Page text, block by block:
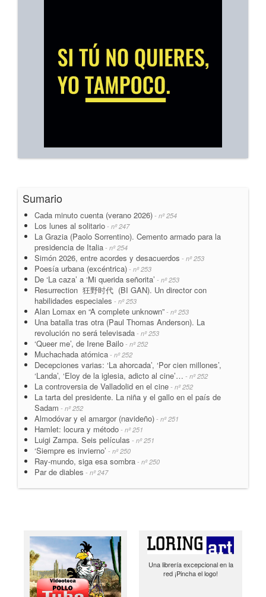
Sumario
Cada minuto cuenta (verano 2026) - nº 254
Los lunes al solitario - nº 247
La Grazia (Paolo Sorrentino). Cemento armado para la
presidencia de Italia - nº 254
Simón 2026, entre acordes y desacuerdos - nº 253
Poesía urbana (excéntrica) - nº 253
De ‘La caza’ a ‘Mi querida señorita’ - nº 253
Resurrection 狂野时代 (BI GAN). Un director con
habilidades especiales - nº 253
Alan Lomax en “A complete unknown” - nº 253
Una batalla tras otra (Paul Thomas Anderson). La
revolución no será televisada - nº 253
‘Queer me’, de Irene Bailo - nº 252
Muchachada atómica - nº 252
Decepciones varias: ‘La ahorcada’, ‘Por cien millones’,
‘Landa’, ‘Eloy de la iglesia, adicto al cine’… - nº 252
La controversia de Valladolid en el cine - nº 252
La tarta del presidente. La niña y el gallo en el país de
Sadam - nº 252
Almodóvar y el amargor (navideño) - nº 251
Hamlet: locura y método - nº 251
Luigi Zampa. Seis películas - nº 251
‘Siempre es invierno’ - nº 250
Ray-mundo, siga esa sombra - nº 250
Par de diables - nº 247
Una librería excepcional en la
red ¡Pincha el logo!